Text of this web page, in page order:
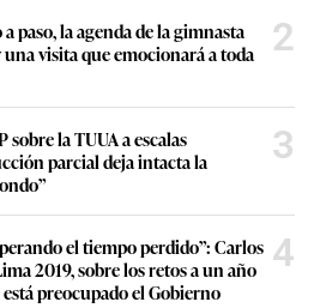
paso, la agenda de la gimnasta
visita que emocionará a toda
2
la TUUA a escalas
parcial deja intacta la
3
el tiempo perdido”: Carlos
2019, sobre los retos a un año
preocupado el Gobierno
4